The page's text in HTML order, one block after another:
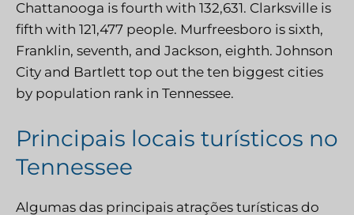
Chattanooga is fourth with 132,631. Clarksville is
fifth with 121,477 people. Murfreesboro is sixth,
Franklin, seventh, and Jackson, eighth. Johnson
City and Bartlett top out the ten biggest cities
by population rank in Tennessee.
Principais locais turísticos no
Tennessee
Algumas das principais atrações turísticas do